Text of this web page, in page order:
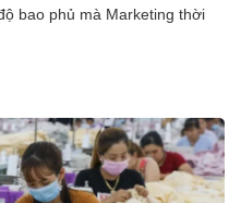
bao phủ mà Marketing thời